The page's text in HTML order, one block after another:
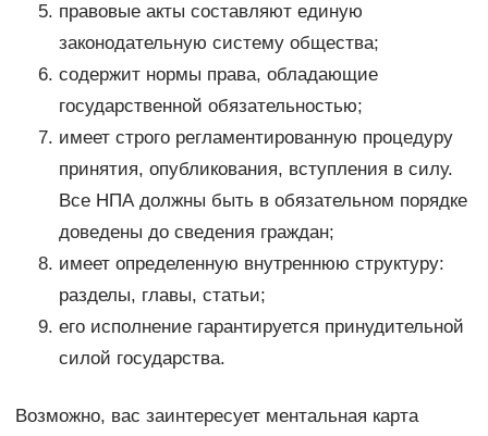
правовые акты составляют единую
законодательную систему общества;
содержит нормы права, обладающие
государственной обязательностью;
имеет строго регламентированную процедуру
принятия, опубликования, вступления в силу.
Все НПА должны быть в обязательном порядке
доведены до сведения граждан;
имеет определенную внутреннюю структуру:
разделы, главы, статьи;
его исполнение гарантируется принудительной
силой государства.
Возможно, вас заинтересует ментальная карта